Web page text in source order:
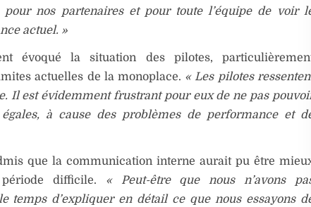
nos partenaires et pour toute l’équipe de voir
actuel. »
évoqué la situation des pilotes,
actuelles de la monoplace. « Les pilotes
Il est évidemment frustrant pour eux de ne pas
à cause des problèmes de performance et
que la communication interne aurait pu être
difficile. « Peut-être que nous n’avons
temps d’expliquer en détail ce que nous essayons